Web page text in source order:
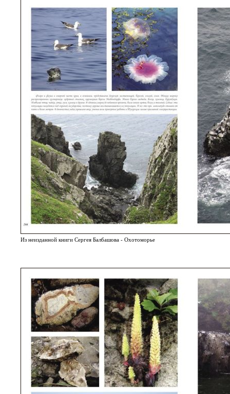
Из неизданной книги Сергея Балбашова - Охотоморье